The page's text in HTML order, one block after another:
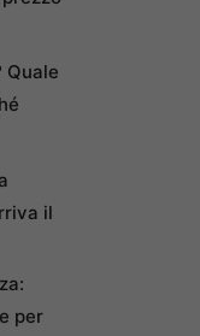
Quale
il
per